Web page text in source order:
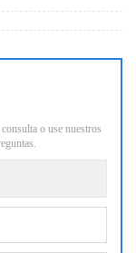
o use nuestros